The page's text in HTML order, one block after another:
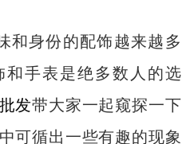
和身份的配饰越来越多
和手表是绝多数人的选
发带大家一起窥探一下
可循出一些有趣的现象